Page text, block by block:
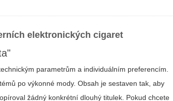
elektronických cigaret
parametrům a individuálním preferencím.
po výkonné mody. Obsah je sestaven tak, aby
žádný konkrétní dlouhý titulek. Pokud chcete